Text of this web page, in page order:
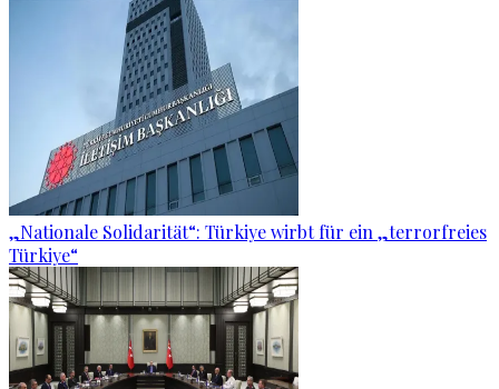
„Nationale Solidarität“: Türkiye wirbt für ein „terrorfreies
Türkiye“